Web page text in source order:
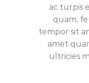
ac turpis
quam,
tempor sit
amet
ultricies